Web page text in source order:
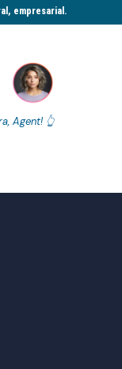
empresarial.​
Agent! 👆